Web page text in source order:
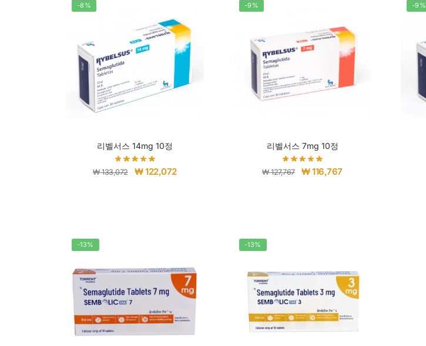
-8%
리벨서스 14mg 10정
₩133,072 ₩122,072
-9%
리벨서스 7mg 10정
₩127,767 ₩116,767
-9%
-13% -13%